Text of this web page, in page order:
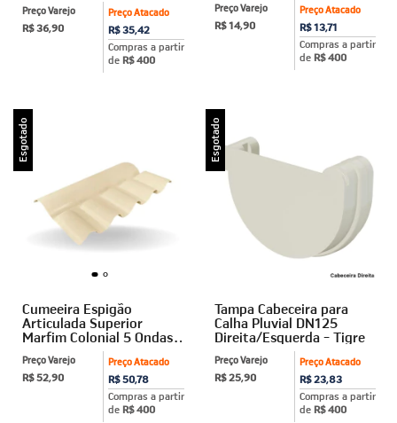
Preço Atacado
R$ 35,42
Compras a partir
de R$ 400
Preço Varejo
R$ 36,90
Preço Atacado
R$ 13,71
Compras a partir
de R$ 400
Preço Varejo
R$ 14,90
Esgotado
Cumeeira Espigão
Articulada Superior
Marfim Colonial 5 Ondas
Afort
Preço Atacado
R$ 50,78
Compras a partir
de R$ 400
Preço Varejo
R$ 52,90
Esgotado
Tampa Cabeceira para
Calha Pluvial DN125
Direita/Esquerda - Tigre
Preço Atacado
R$ 23,83
Compras a partir
de R$ 400
Preço Varejo
R$ 25,90